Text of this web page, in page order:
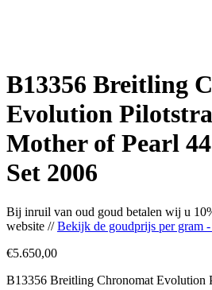
B13356 Breitling
Evolution
Mother of Pearl
Set 2006
Bij inruil van oud goud betalen wij u
website //Bekijk de goudprijs per gram
€5.650,00
B13356 Breitling Chronomat Evolution